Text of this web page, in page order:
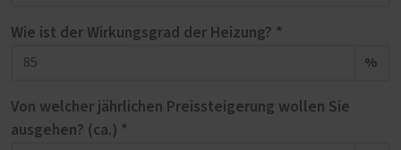
Wie ist der Wirkungsgrad der Heizung? *
%
Von welcher jährlichen Preissteigerung wollen Sie
ausgehen? (ca.) *